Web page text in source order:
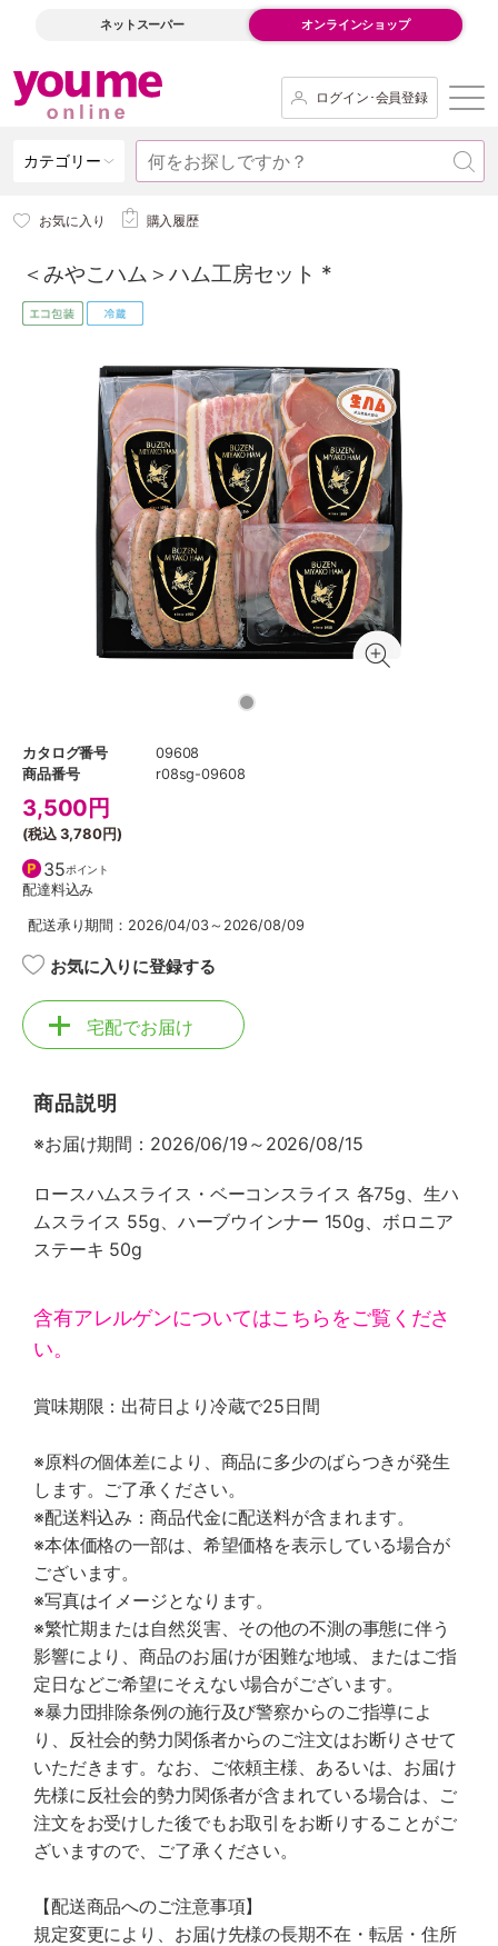
ネットスーパー オンラインショップ
ログイン･会員登録
カテゴリー
お気に入り 購入履歴
＜みやこハム＞ハム工房セット *
カタログ番号
09608
商品番号
r08sg-09608
3,500 円
(税込3,780円)
35ポイント
配達料込み
配送承り期間：2026/04/03～2026/08/09
お気に入りに登録する
宅配でお届け
商品説明
※お届け期間：2026/06/19～2026/08/15
ロースハムスライス・ベーコンスライス 各75g、生ハ
ムスライス 55g、ハーブウインナー 150g、ボロニア
ステーキ 50g
含有アレルゲンについてはこちらをご覧くださ
い。
賞味期限：出荷日より冷蔵で25日間
※原料の個体差により、商品に多少のばらつきが発生
します。ご了承ください。
※配送料込み：商品代金に配送料が含まれます。
※本体価格の一部は、希望価格を表示している場合が
ございます。
※写真はイメージとなります。
※繁忙期または自然災害、その他の不測の事態に伴う
影響により、商品のお届けが困難な地域、またはご指
定日などご希望にそえない場合がございます。
※暴力団排除条例の施行及び警察からのご指導によ
り、反社会的勢力関係者からのご注文はお断りさせて
いただきます。なお、ご依頼主様、あるいは、お届け
先様に反社会的勢力関係者が含まれている場合は、ご
注文をお受けした後でもお取引をお断りすることがご
ざいますので、ご了承ください。
【配送商品へのご注意事項】
規定変更により、お届け先様の長期不在・転居・住所